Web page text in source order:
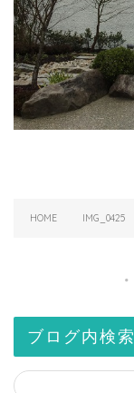
HOME IMG_0425
ブログ内検索